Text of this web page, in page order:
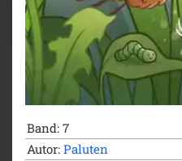
Band: 7
Autor: Paluten